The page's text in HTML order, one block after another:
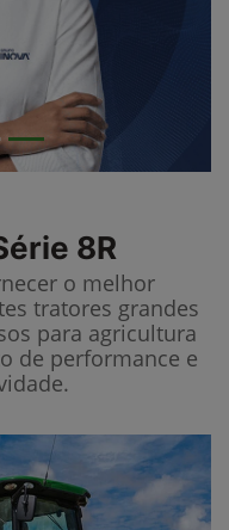
8R
o melhor
tratores grandes
para agricultura
de performance e